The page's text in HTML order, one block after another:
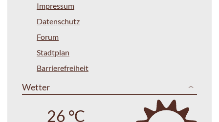
Impressum
Datenschutz
Forum
Stadtplan
Barrierefreiheit
Wetter
26 °C